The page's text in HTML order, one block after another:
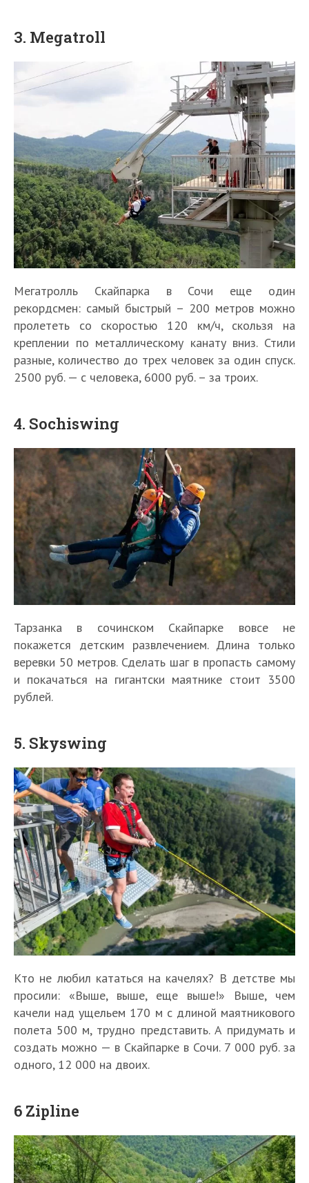
3. Megatroll
Мегатролль Скайпарка в Сочи еще один
рекордсмен: самый быстрый – 200 метров можно
пролететь со скоростью 120 км/ч, скользя на
креплении по металлическому канату вниз. Стили
разные, количество до трех человек за один спуск.
2500 руб. — с человека, 6000 руб. – за троих.
4. Sochiswing
Тарзанка в сочинском Скайпарке вовсе не
покажется детским развлечением. Длина только
веревки 50 метров. Сделать шаг в пропасть самому
и покачаться на гигантски маятнике стоит 3500
рублей.
5. Skyswing
Кто не любил кататься на качелях? В детстве мы
просили: «Выше, выше, еще выше!» Выше, чем
качели над ущельем 170 м с длиной маятникового
полета 500 м, трудно представить. А придумать и
создать можно — в Скайпарке в Сочи. 7 000 руб. за
одного, 12 000 на двоих.
6 Zipline